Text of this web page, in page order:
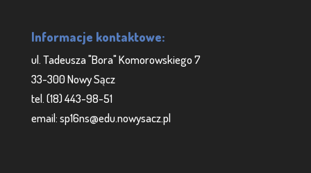
Informacje kontaktowe:
ul. Tadeusza "Bora" Komorowskiego 7
33-300 Nowy Sącz
tel. (18) 443-98-51
email: sp16ns@edu.nowysacz.pl